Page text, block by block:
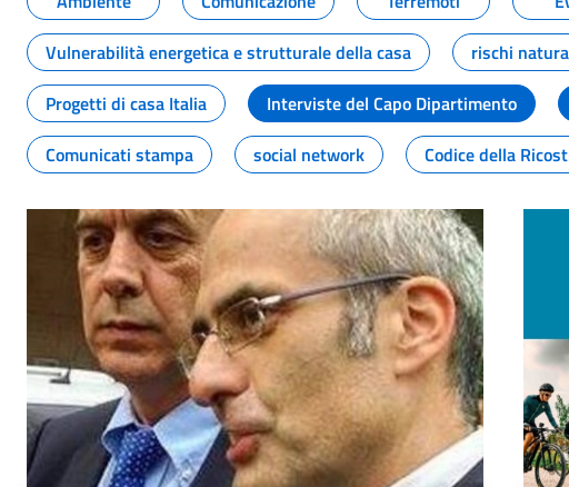
Vulnerabilità energetica e strutturale della casa
rischi
Progetti di casa Italia
Interviste del Capo Dipartimento
Comunicati stampa
social network Codice della